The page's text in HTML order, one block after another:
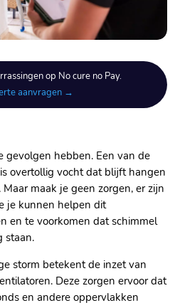
op No cure no Pay.
aanvragen →
gevolgen hebben.​ Een van de
overtollig vocht dat blijft hangen
maak je geen zorgen, er zijn
je kunnen helpen dit
en te voorkomen dat schimmel
staan.​
storm betekent de inzet van
Deze zorgen ervoor dat
en andere oppervlakken